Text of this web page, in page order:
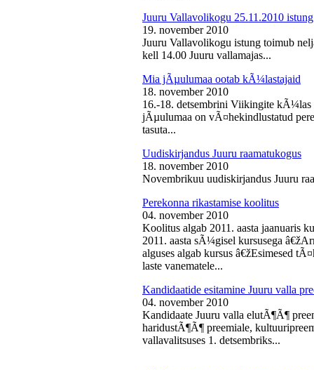
Juuru Vallavolikogu 25.11.2010 istung
19. november 2010
Juuru Vallavolikogu istung toimub
kell 14.00 Juuru vallamajas...
Mia jÃµulumaa ootab kÃ¼lastajaid
18. november 2010
16.-18. detsembrini Viikingite
jÃµulumaa on vÃ¤hekindlustatud
tasuta...
Uudiskirjandus Juuru raamatukogus
18. november 2010
Novembrikuu uudiskirjandus Juuru
Perekonna rikastamise koolitus
04. november 2010
Koolitus algab 2011. aasta jaanuaris
2011. aasta sÃ¼gisel kursusega
alguses algab kursus â€žEsimesed
laste vanematele...
Kandidaatide esitamine Juuru valla
04. november 2010
Kandidaate Juuru valla elutÃ¶Ã¶
haridustÃ¶Ã¶ preemiale,
vallavalitsuses 1. detsembriks...